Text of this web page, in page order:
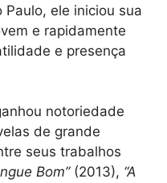
ele iniciou sua
e rapidamente
e presença
notoriedade
de grande
seus trabalhos
Bom”(2013), “A